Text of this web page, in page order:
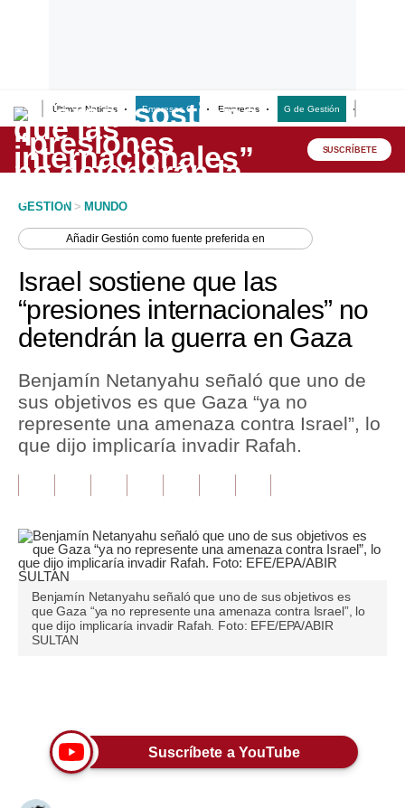
Últimas Noticias Empresas G Empresas G de Gestión
Lo último
Peru Quiosco
Economía
Mercados
Política
Tu Dinero
Finanzas Personales
Plus G
Opinión
Editorial
Tendencias
Lujo
Viajes
SUSCRÍBETE
GESTION > MUNDO
AñadirGestión como fuente preferida en
Israel sostiene que las
“presiones internacionales” no
detendrán la guerra en Gaza
Benjamín Netanyahu señaló que uno de
sus objetivos es que Gaza “ya no
represente una amenaza contra Israel”, lo
que dijo implicaría invadir Rafah.
Benjamín Netanyahu señaló que uno de sus objetivos es
que Gaza “ya no represente una amenaza contra Israel”, lo
que dijo implicaría invadir Rafah. Foto: EFE/EPA/ABIR
SULTAN
Suscríbete a YouTube